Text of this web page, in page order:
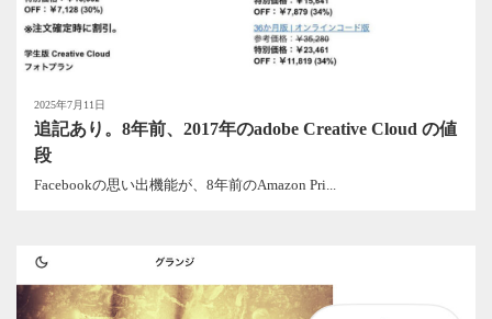
2025年7月11日
追記あり。8年前、2017年のadobe Creative Cloud の値
段
Facebookの思い出機能が、8年前のAmazon Pri...